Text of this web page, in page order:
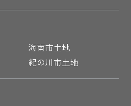
海南市土地
紀の川市土地